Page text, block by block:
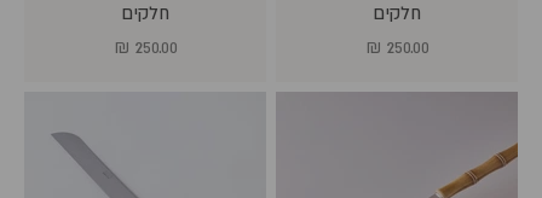
חלקים
מחיר מבצע
250.00 ₪
חלקים
מחיר מבצע
250.00 ₪